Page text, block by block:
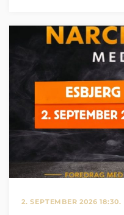
2. SEPTEMBER 2026 18:30.